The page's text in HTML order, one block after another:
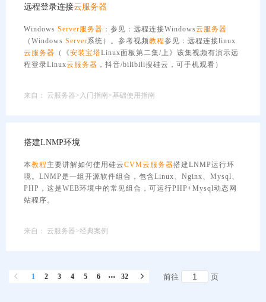
远程登录连接云服务器
Windows Server服务器 ：参见：远程连接Windows云服务器
（Windows Server系统）。参考视频教程参见：远程连接linux
云服务器 （《安装宝塔Linux面板第二集/上》该集视频有演示远
程登录Linux云服务器 ，抖音/bilibili搜硅云，可手机观看）
来自： 云服务器>入门指南>基础使用指南
搭建LNMP环境
本教程 主要讲解如何使用硅云CVM云服务器搭建LNMP运行环
境。LNMP是一组开源软件组合，包含Linux、Nginx、Mysql、
PHP，这是WEB环境中的常见组合，可运行PHP+Mysql动态网
站程序。
来自： 云服务器>经典案例
1 2 3 4 5 6 32 前往 页